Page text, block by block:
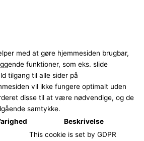
med at gøre hjemmesiden brugbar,
funktioner, som eks. slide
tilgang til alle sider på
vil ikke fungere optimalt uden
disse til at være nødvendige, og de
samtykke.
Beskrivelse
This cookie is set by GDPR